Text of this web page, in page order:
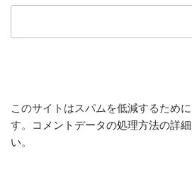
このサイトはスパムを低減するため
す。
コメントデータの処理方法の詳
い。